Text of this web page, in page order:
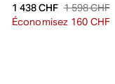
1 438 CHF 1 598 CHF
Économisez 160 CHF